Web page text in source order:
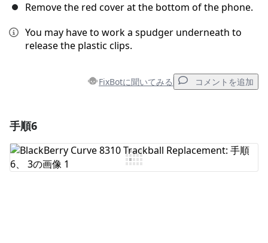
Remove the red cover at the bottom of the phone.
You may have to work a spudger underneath to
release the plastic clips.
FixBotに聞いてみる コメントを追加
コメントを追加
手順6